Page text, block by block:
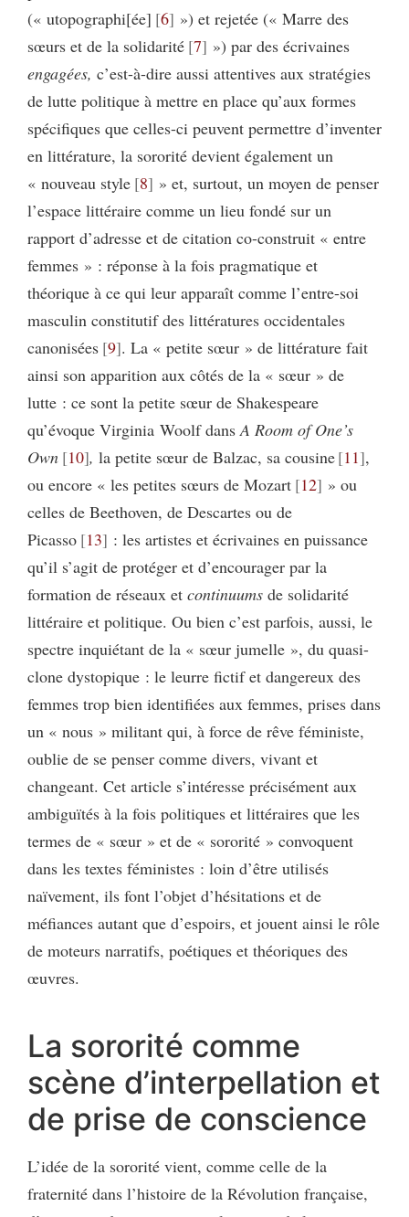
(« utopographi[ée] 6 ») et rejetée (« Marre des
sœurs et de la solidarité 7 ») par des écrivaines
engagées, c’est-à-dire aussi attentives aux stratégies
de lutte politique à mettre en place qu’aux formes
spécifiques que celles-ci peuvent permettre d’inventer
en littérature, la sororité devient également un
« nouveau style 8 » et, surtout, un moyen de penser
l’espace littéraire comme un lieu fondé sur un
rapport d’adresse et de citation co-construit « entre
femmes » : réponse à la fois pragmatique et
théorique à ce qui leur apparaît comme l’entre-soi
masculin constitutif des littératures occidentales
canonisées 9 . La « petite sœur » de littérature fait
ainsi son apparition aux côtés de la « sœur » de
lutte : ce sont la petite sœur de Shakespeare
qu’évoque Virginia Woolf dansA Room of One’s
Own 10 , la petite sœur de Balzac, sa cousine 11 ,
ou encore « les petites sœurs de Mozart 12 » ou
celles de Beethoven, de Descartes ou de
Picasso 13 : les artistes et écrivaines en puissance
qu’il s’agit de protéger et d’encourager par la
formation de réseaux et continuums de solidarité
littéraire et politique. Ou bien c’est parfois, aussi, le
spectre inquiétant de la « sœur jumelle », du quasi-
clone dystopique : le leurre fictif et dangereux des
femmes trop bien identifiées aux femmes, prises dans
un « nous » militant qui, à force de rêve féministe,
oublie de se penser comme divers, vivant et
changeant. Cet article s’intéresse précisément aux
ambiguïtés à la fois politiques et littéraires que les
termes de « sœur » et de « sororité » convoquent
dans les textes féministes : loin d’être utilisés
naïvement, ils font l’objet d’hésitations et de
méfiances autant que d’espoirs, et jouent ainsi le rôle
de moteurs narratifs, poétiques et théoriques des
œuvres.
La sororité comme
scène d’interpellation et
de prise de conscience
L’idée de la sororité vient, comme celle de la
fraternité dans l’histoire de la Révolution française,